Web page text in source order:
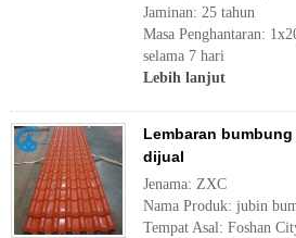
Jaminan: 25 tahun
Masa Penghantaran:
selama 7 hari
Lebih lanjut
Lembaran
dijual
Jenama: ZXC
Nama Produk: jubin
Tempat Asal: Foshan